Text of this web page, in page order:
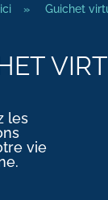
» Guichet
les
vie